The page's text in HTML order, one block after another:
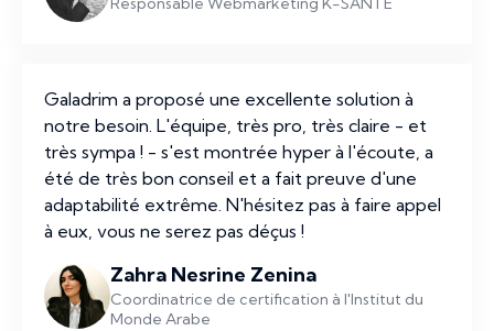
Galadrim a proposé une excellente solution à
notre besoin. L'équipe, très pro, très claire - et
très sympa ! - s'est montrée hyper à l'écoute, a
été de très bon conseil et a fait preuve d'une
adaptabilité extrême. N'hésitez pas à faire appel
à eux, vous ne serez pas déçus !
Zahra Nesrine Zenina
Coordinatrice de certification à l'Institut du
Monde Arabe